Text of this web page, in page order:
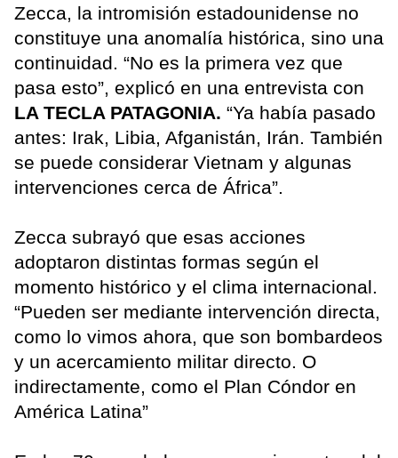
Zecca, la intromisión estadounidense no
constituye una anomalía histórica, sino una
continuidad. “No es la primera vez que
pasa esto”, explicó en una entrevista con
LA TECLA PATAGONIA. “Ya había pasado
antes: Irak, Libia, Afganistán, Irán. También
se puede considerar Vietnam y algunas
intervenciones cerca de África”.
Zecca subrayó que esas acciones
adoptaron distintas formas según el
momento histórico y el clima internacional.
“Pueden ser mediante intervención directa,
como lo vimos ahora, que son bombardeos
y un acercamiento militar directo. O
indirectamente, como el Plan Cóndor en
América Latina”